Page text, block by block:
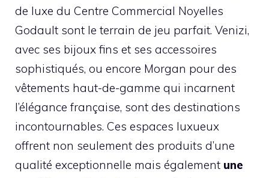
de luxe du Centre Commercial Noyelles
Godault sont le terrain de jeu parfait. Venizi,
avec ses bijoux fins et ses accessoires
sophistiqués, ou encore Morgan pour des
vêtements haut-de-gamme qui incarnent
l’élégance française, sont des destinations
incontournables. Ces espaces luxueux
offrent non seulement des produits d’une
qualité exceptionnelle mais également une